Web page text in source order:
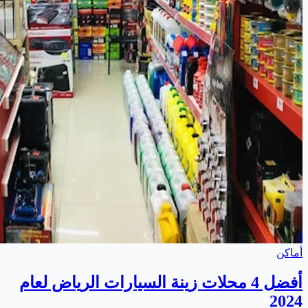
أماكن
أفضل 4 محلات زينة السيارات الرياض لعام
2024